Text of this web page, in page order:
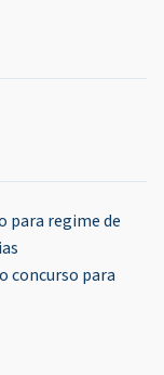
regime de
concurso para